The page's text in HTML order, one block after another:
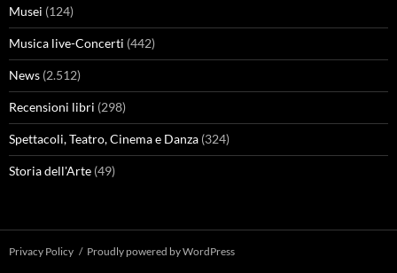
Musei (124)
Musica live-Concerti (442)
News (2.512)
Recensioni libri (298)
Spettacoli, Teatro, Cinema e Danza (324)
Storia dell'Arte (49)
Privacy Policy Proudly powered by WordPress